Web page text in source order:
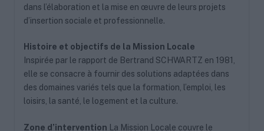
dans l’élaboration et la mise en œuvre de leurs projets
d’insertion sociale et professionnelle.
Histoire et objectifs de la Mission Locale
Inspirée par le rapport de Bertrand SCHWARTZ en 1981,
elle se consacre à fournir des solutions adaptées dans
des domaines variés tels que la formation, l’emploi, les
loisirs, la santé, le logement et la culture.
Zone d’intervention La Mission Locale couvre le